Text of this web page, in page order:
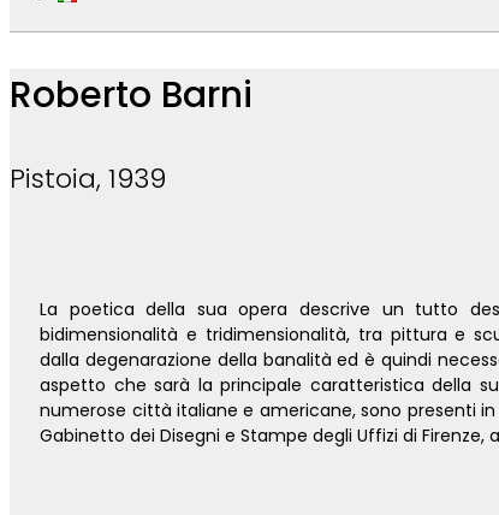
Roberto Barni
Pistoia, 1939
La poetica della sua opera descrive un tutto
bidimensionalità e tridimensionalità, tra pittura e
dalla degenarazione della banalità ed è quindi
aspetto che sarà la principale caratteristica della
numerose città italiane e americane, sono presenti
Gabinetto dei Disegni e Stampe degli Uffizi di Firenze,